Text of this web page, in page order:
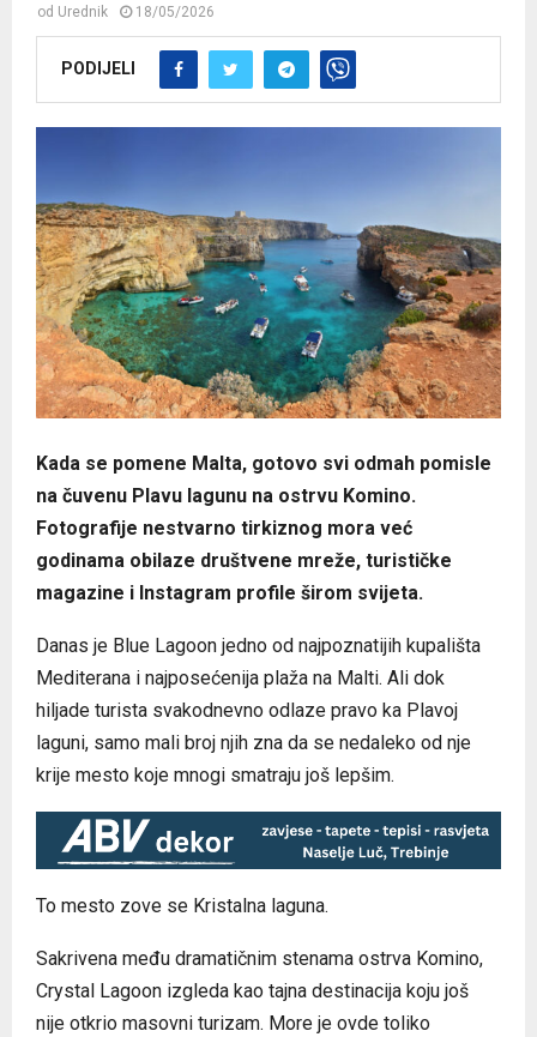
od Urednik 18/05/2026
PODIJELI
Kada se pomene Malta, gotovo svi odmah pomisle
na čuvenu Plavu lagunu na ostrvu Komino.
Fotografije nestvarno tirkiznog mora već
godinama obilaze društvene mreže, turističke
magazine i Instagram profile širom svijeta.
Danas je Blue Lagoon jedno od najpoznatijih kupališta
Mediterana i najposećenija plaža na Malti. Ali dok
hiljade turista svakodnevno odlaze pravo ka Plavoj
laguni, samo mali broj njih zna da se nedaleko od nje
krije mesto koje mnogi smatraju još lepšim.
To mesto zove se Kristalna laguna.
Sakrivena među dramatičnim stenama ostrva Komino,
Crystal Lagoon izgleda kao tajna destinacija koju još
nije otkrio masovni turizam. More je ovde toliko